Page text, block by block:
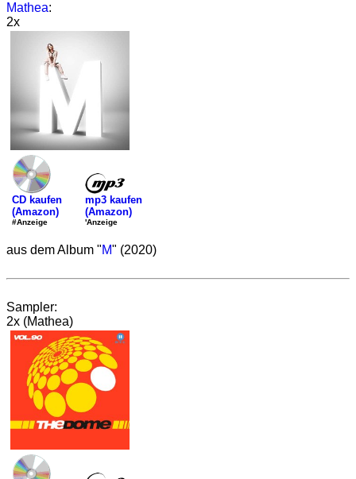
Mathea:
2x
CD kaufen
(Amazon)
#Anzeige
mp3 kaufen
(Amazon)
'Anzeige
aus dem Album "M" (2020)
Sampler:
2x (Mathea)